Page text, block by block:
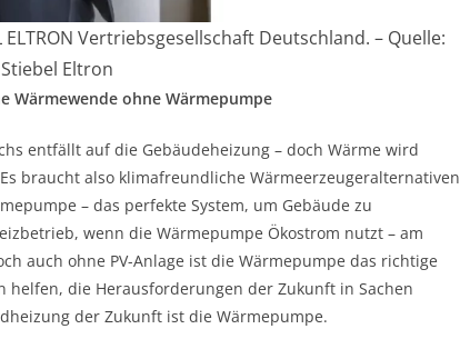
Vertriebsgesellschaft Deutschland. – Quelle:
Stiebel Eltron
Wärmewende ohne Wärmepumpe
entfällt auf die Gebäudeheizung – doch Wärme wird
braucht also klimafreundliche Wärmeerzeugeralternativen
– das perfekte System, um Gebäude zu
wenn die Wärmepumpe Ökostrom nutzt – am
auch ohne PV-Anlage ist die Wärmepumpe das richtige
helfen, die Herausforderungen der Zukunft in Sachen
der Zukunft ist die Wärmepumpe.